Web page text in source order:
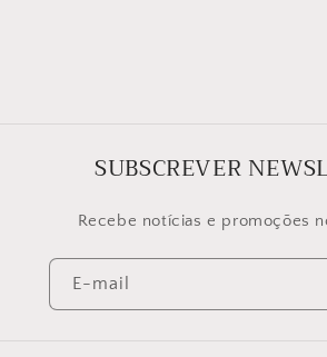
SUBSCREVER
Recebe notícias e promoções
E-mail